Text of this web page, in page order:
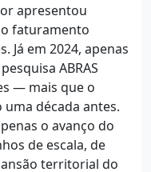
apresentou
o faturamento
Já em 2024, apenas
ABRAS
— mais que o
década antes.
o avanço do
de escala, de
territorial do